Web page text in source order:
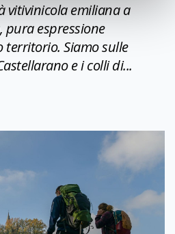
vitivinicola emiliana a
pura espressione
territorio. Siamo sulle
e i colli di...